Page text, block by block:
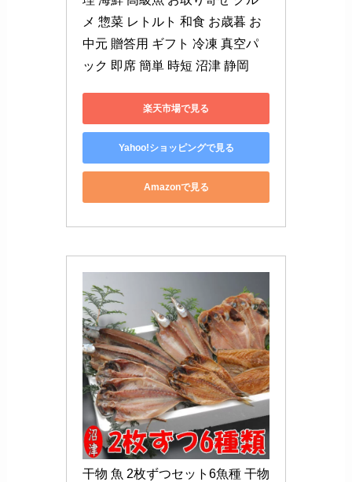
メ 惣菜 レトルト 和食 お歳暮 お
中元 贈答用 ギフト 冷凍 真空パ
ック 即席 簡単 時短 沼津 静岡
楽天市場で見る
Yahoo!ショッピングで見る
Amazonで見る
干物 魚 2枚ずつセット6魚種 干物